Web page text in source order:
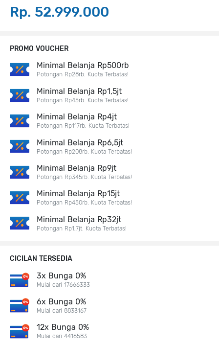
Rp. 52.999.000
PROMO VOUCHER
Minimal Belanja Rp500rb
Potongan Rp28rb. Kuota Terbatas!
Minimal Belanja Rp1,5jt
Potongan Rp45rb. Kuota Terbatas!
Minimal Belanja Rp4jt
Potongan Rp117rb. Kuota Terbatas!
Minimal Belanja Rp6,5jt
Potongan Rp208rb. Kuota Terbatas!
Minimal Belanja Rp9jt
Potongan Rp345rb. Kuota Terbatas!
Minimal Belanja Rp15jt
Potongan Rp450rb. Kuota Terbatas!
Minimal Belanja Rp32jt
Potongan Rp1,7jt. Kuota Terbatas!
CICILAN TERSEDIA
3x Bunga 0%
Mulai dari 17666333
6x Bunga 0%
Mulai dari 8833167
12x Bunga 0%
Mulai dari 4416583